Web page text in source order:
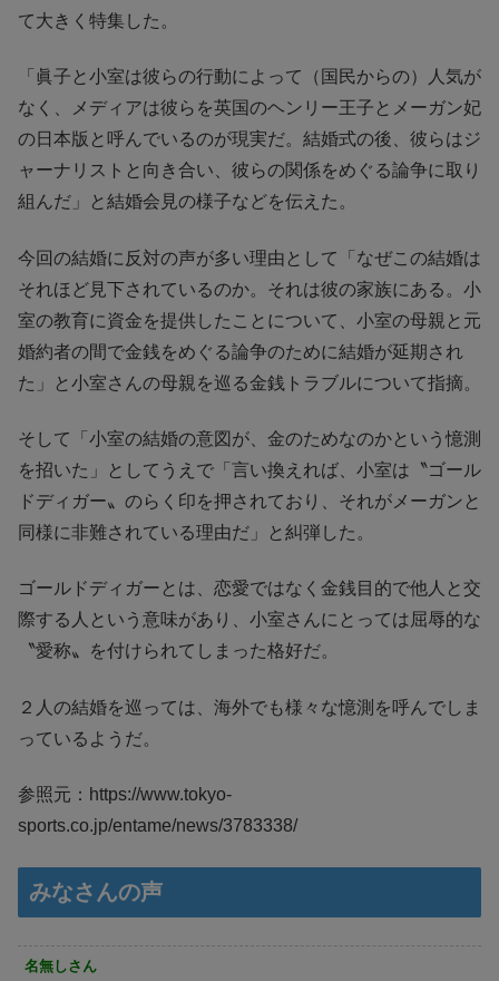
て大きく特集した。
「眞子と小室は彼らの行動によって（国民からの）人気が
なく、メディアは彼らを英国のヘンリー王子とメーガン妃
の日本版と呼んでいるのが現実だ。結婚式の後、彼らはジ
ャーナリストと向き合い、彼らの関係をめぐる論争に取り
組んだ」と結婚会見の様子などを伝えた。
今回の結婚に反対の声が多い理由として「なぜこの結婚は
それほど見下されているのか。それは彼の家族にある。小
室の教育に資金を提供したことについて、小室の母親と元
婚約者の間で金銭をめぐる論争のために結婚が延期され
た」と小室さんの母親を巡る金銭トラブルについて指摘。
そして「小室の結婚の意図が、金のためなのかという憶測
を招いた」としてうえで「言い換えれば、小室は〝ゴール
ドディガー〟のらく印を押されており、それがメーガンと
同様に非難されている理由だ」と糾弾した。
ゴールドディガーとは、恋愛ではなく金銭目的で他人と交
際する人という意味があり、小室さんにとっては屈辱的な
〝愛称〟を付けられてしまった格好だ。
２人の結婚を巡っては、海外でも様々な憶測を呼んでしま
っているようだ。
参照元：https://www.tokyo-
sports.co.jp/entame/news/3783338/
みなさんの声
名無しさん